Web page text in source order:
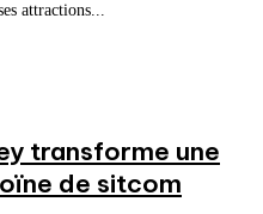
attractions...
transforme une
de sitcom